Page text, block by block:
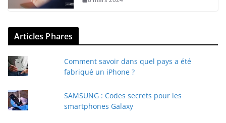
Articles Phares
Comment savoir dans quel pays a été
fabriqué un iPhone ?
SAMSUNG : Codes secrets pour les
smartphones Galaxy